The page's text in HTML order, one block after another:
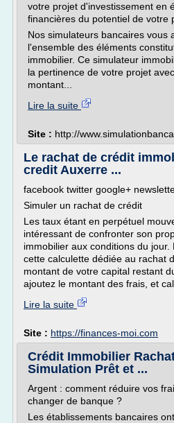
votre projet d'investissement en
financières du potentiel de votre
Nos simulateurs bancaires vous
l'ensemble des éléments
immobilier. Ce simulateur
la pertinence de votre projet
montant...
Lire la suite
Site : http://
Le rachat de crédit
credit Auxerre ...
facebook twitter google+
Simuler un rachat de crédit
Les taux étant en perpétuel
intéressant de confronter son
immobilier aux conditions du
cette calculette dédiée au rachat
montant de votre capital restant
ajoutez le montant des frais, et
Lire la suite
Site : https://finances-moi.com
Crédit Immobilier
Simulation Prêt et ...
Argent : comment réduire vos
changer de banque ?
Les établissements bancaires